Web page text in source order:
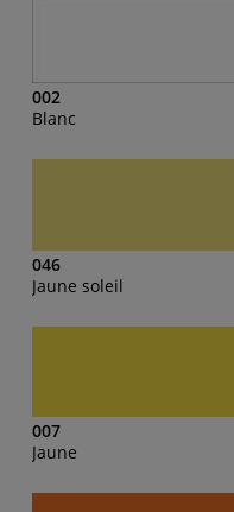
002
Blanc
046
Jaune soleil
007
Jaune